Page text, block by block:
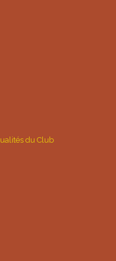
du Club